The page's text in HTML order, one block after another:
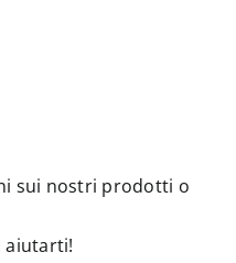
sui nostri prodotti o
aiutarti!